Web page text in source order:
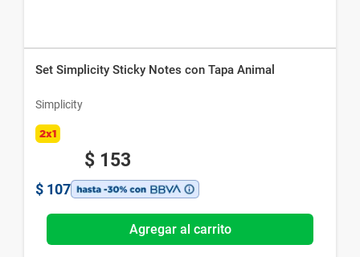
Set Simplicity Sticky Notes con Tapa Animal
Simplicity
2x1
$ 153
$ 107
Agregar al carrito